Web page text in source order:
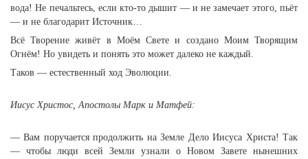
вода! Не печальтесь, если кто-то дышит — и не замечает этого, пьёт
— и не благодарит Источник…
Всё Творение живёт в Моём Свете и создано Моим Творящим
Огнём! Но увидеть и понять это может далеко не каждый.
Таков — естественный ход Эволюции.
Иисус Христос, Апостолы Марк и Матфей:
— Вам поручается продолжить на Земле Дело Иисуса Христа! Так
— чтобы люди всей Земли узнали о Новом Завете нынешних